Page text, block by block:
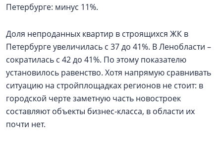
Петербурге: минус 11%.
Доля непроданных квартир в строящихся ЖК в
Петербурге увеличилась с 37 до 41%. В Ленобласти –
сократилась с 42 до 41%. По этому показателю
установилось равенство. Хотя напрямую сравнивать
ситуацию на стройплощадках регионов не стоит: в
городской черте заметную часть новостроек
составляют объекты бизнес-класса, в области их
почти нет.